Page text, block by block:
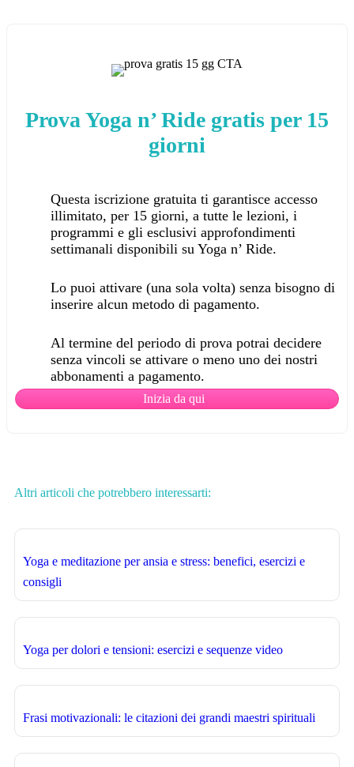
Prova Yoga n’ Ride gratis per 15
giorni
Questa iscrizione gratuita ti garantisce accesso
illimitato, per 15 giorni, a tutte le lezioni, i
programmi e gli esclusivi approfondimenti
settimanali disponibili su Yoga n’ Ride.
Lo puoi attivare (una sola volta) senza bisogno di
inserire alcun metodo di pagamento.
Al termine del periodo di prova potrai decidere
senza vincoli se attivare o meno uno dei nostri
abbonamenti a pagamento.
Inizia da qui
Altri articoli che potrebbero interessarti:
Yoga e meditazione per ansia e stress: benefici, esercizi e
consigli
Yoga per dolori e tensioni: esercizi e sequenze video
Frasi motivazionali: le citazioni dei grandi maestri spirituali